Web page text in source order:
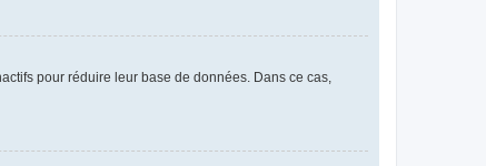
pour réduire leur base de données. Dans ce cas,